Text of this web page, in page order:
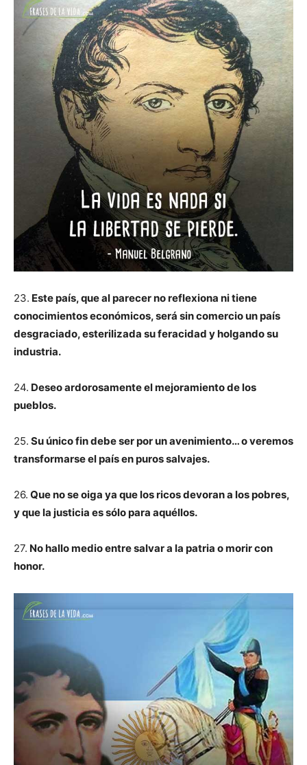
23. Este país, que al parecer no reflexiona ni tiene
conocimientos económicos, será sin comercio un país
desgraciado, esterilizada su feracidad y holgando su
industria.
24. Deseo ardorosamente el mejoramiento de los
pueblos.
25. Su único fin debe ser por un avenimiento… o veremos
transformarse el país en puros salvajes.
26. Que no se oiga ya que los ricos devoran a los pobres,
y que la justicia es sólo para aquéllos.
27. No hallo medio entre salvar a la patria o morir con
honor.